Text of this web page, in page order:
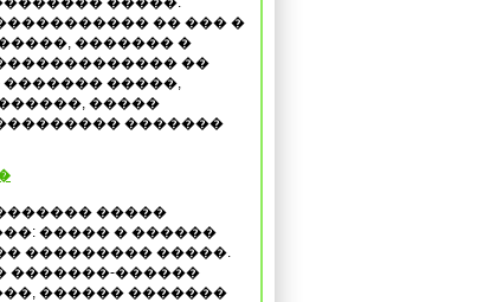
�� ��� �
������� �
��
�����,
�����
�������
�����
����� � ������
��������� �����.
�������-������
������ �������